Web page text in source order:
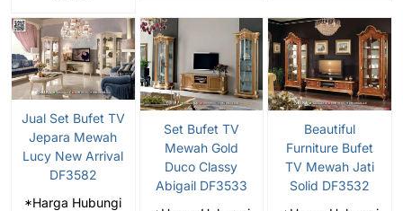
Jual Set Bufet TV
Jepara Mewah
Lucy New Arrival
DF3582
*Harga Hubungi
Set Bufet TV
Mewah Gold
Duco Classy
Abigail DF3533
Beautiful
Furniture Bufet
TV Mewah Jati
Solid DF3532